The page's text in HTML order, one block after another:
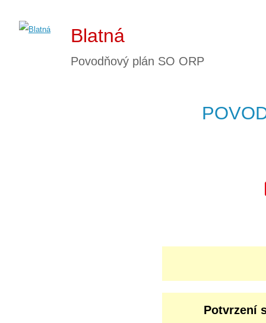
Blatná
Povodňový plán SO ORP
Potvrzení